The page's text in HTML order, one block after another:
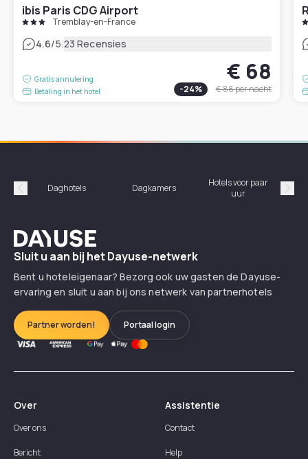
ibis Paris CDG Airport
Tremblay-en-France
4.6/5|23 Recensies
Gratis annulering
Betaling in het hotel
€ 68
-24% € 88per nacht
Précédent
Daghotels Dagkamers
Hotels voor paar
uur
Dayuse
Sluit u aan bij het Dayuse-netwerk
Bent u hoteleigenaar? Bezorg ook uw gasten de Dayuse-
ervaring en sluit u aan bij ons netwerk van partnerhotels
Partner worden! Portaal login
Over
Over ons
Bericht
Assistentie
Contact
Help